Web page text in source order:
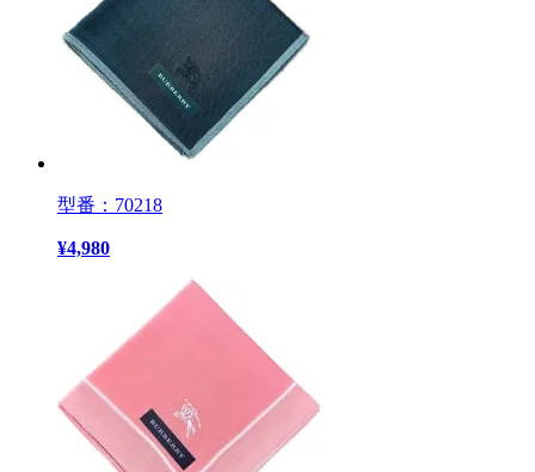
型番：70218
¥4,980